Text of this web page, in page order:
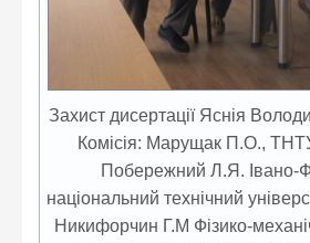
Захист дисертації Яснія
Комісія: Марущак П.О.,
Побережний Л.Я. Івано-
національний технічний
Никифорчин Г.М Фізико-